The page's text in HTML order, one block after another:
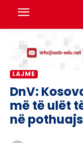
LAJME
DnV:
më të ulët
në